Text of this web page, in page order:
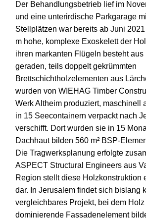
Der Behandlungsbetrieb lief im
und eine unterirdische Parkgarage
Stellplätzen war bereits ab Juni
m hohe, komplexe Exoskelett der
ihren markanten Flügeln besteht aus
geraden, teils doppelt gekrümmten
Brettschichtholzelementen aus
wurden von WIEHAG Timber
Werk Altheim produziert, maschinell
in 15 Seecontainern verpackt nach
verschifft. Dort wurden sie in 15
Dachhaut bilden 560 m² BSP-
Die Tragwerksplanung erfolgte
ASPECT Structural Engineers aus
Region stellt diese Holzkonstruktion
dar. In Jerusalem findet sich bislang
vergleichbares Projekt, bei dem Holz
dominierende Fassadenelement